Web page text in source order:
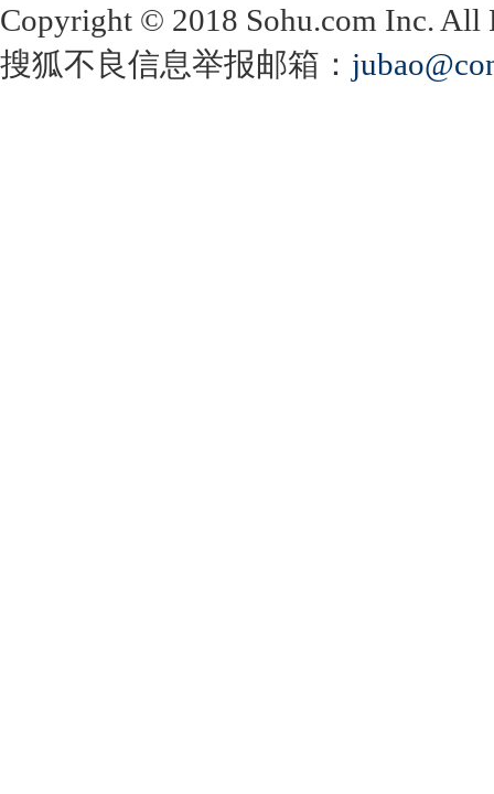
Copyright © 2018 Sohu.com Inc.
搜狐不良信息举报邮箱：